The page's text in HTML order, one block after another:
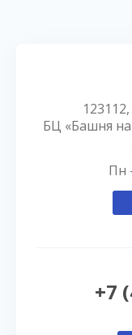
БЦ «Башня
Пн
+7